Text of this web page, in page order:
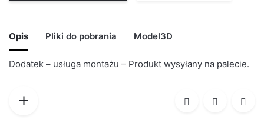
Opis Pliki do pobrania Model3D
Dodatek – usługa montażu – Produkt wysyłany na palecie.
Dodatek_złożona